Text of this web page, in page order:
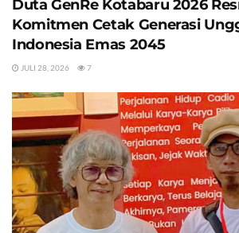
Duta GenRe Kotabaru 2026
Komitmen Cetak Generasi
Indonesia Emas 2045
JULI 28, 2026 7